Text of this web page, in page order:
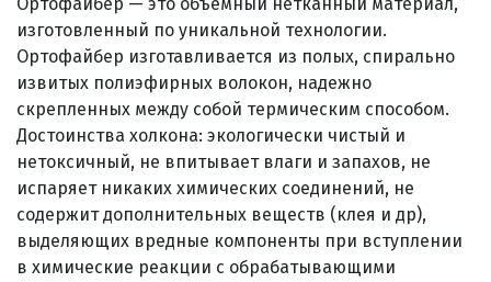
изготовленный по уникальной технологии.
Ортофайбер изготавливается из полых, спирально
извитых полиэфирных волокон, надежно
скрепленных между собой термическим способом.
Достоинства холкона: экологически чистый и
нетоксичный, не впитывает влаги и запахов, не
испаряет никаких химических соединений, не
содержит дополнительных веществ (клея и др),
выделяющих вредные компоненты при вступлении
в химические реакции с обрабатывающими